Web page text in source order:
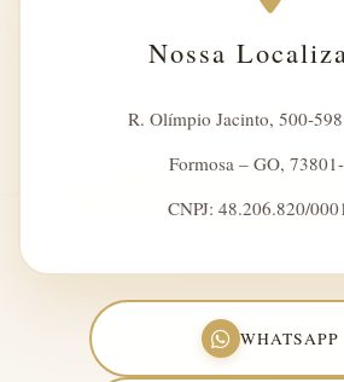
Nossa
R. Olímpio Jacinto, 500-
Formosa – GO,
CNPJ: 48.206.820/
WHATSAPP